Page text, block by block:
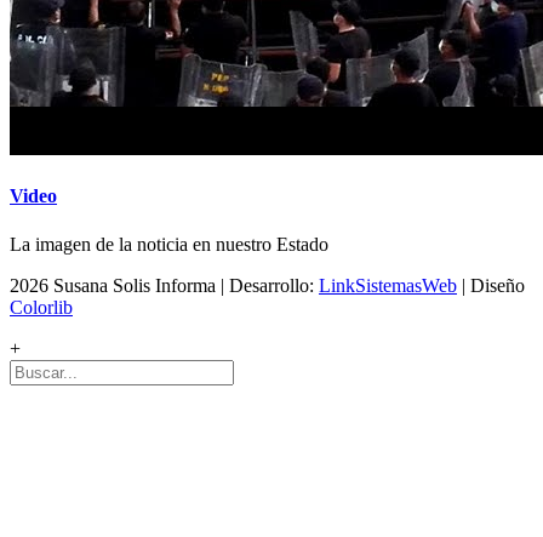
Video
La imagen de la noticia en nuestro Estado
2026 Susana Solis Informa | Desarrollo: LinkSistemasWeb | Diseño
Colorlib
+